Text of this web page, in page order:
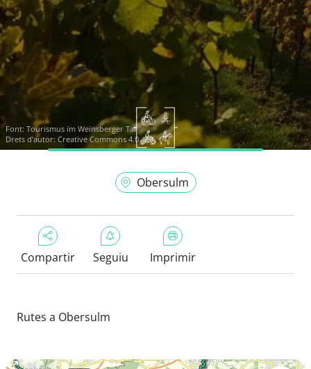
Font: Tourismus im Weinsberger Tal
Drets d'autor: Creative Commons 4.0
Obersulm
Compartir Seguiu Imprimir
Rutes a Obersulm